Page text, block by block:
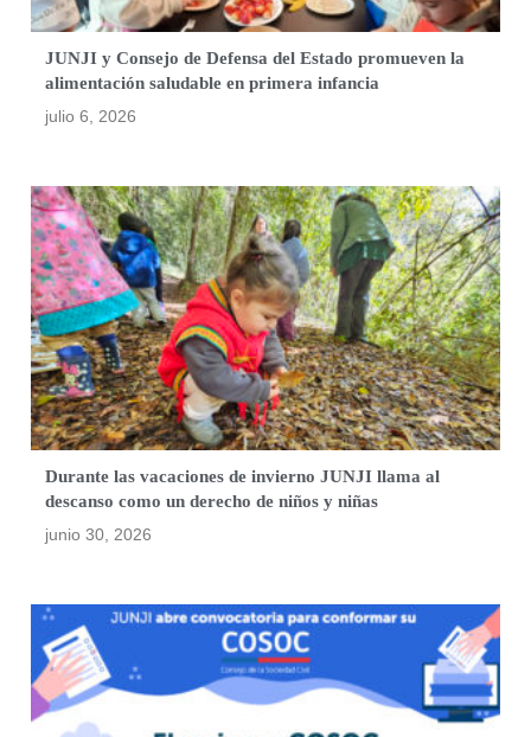
JUNJI y Consejo de Defensa del Estado promueven la
alimentación saludable en primera infancia
julio 6, 2026
Durante las vacaciones de invierno JUNJI llama al
descanso como un derecho de niños y niñas
junio 30, 2026